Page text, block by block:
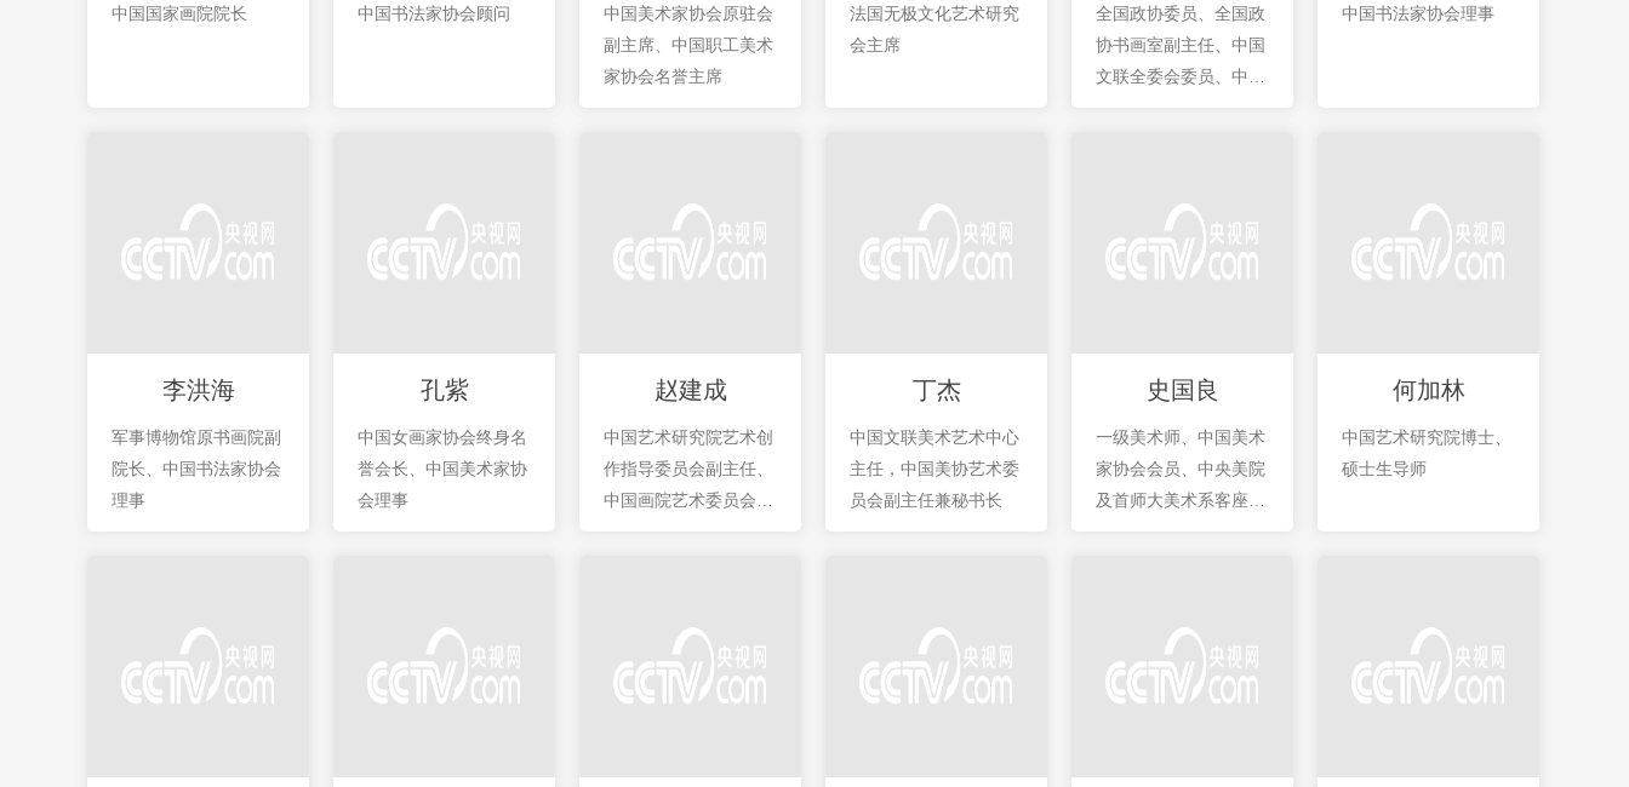
中国国家画院院长 中国书法家协会顾问
中国美术家协会原驻会
副主席、中国职工美术
家协会名誉主席
法国无极文化艺术研究
会主席
全国政协委员、全国政
协书画室副主任、中国
文联全委会委员、中国
中国书法家协会理事
李洪海
军事博物馆原书画院副
院长、中国书法家协会
理事
孔紫
中国女画家协会终身名
誉会长、中国美术家协
会理事
赵建成
中国艺术研究院艺术创
作指导委员会副主任、
中国画院艺术委员会主
丁杰
中国文联美术艺术中心
主任，中国美协艺术委
员会副主任兼秘书长
史国良
一级美术师、中国美术
家协会会员、中央美院
及首师大美术系客座教
何加林
中国艺术研究院博士、
硕士生导师